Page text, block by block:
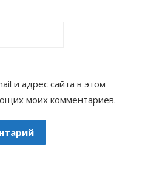
и адрес сайта в этом
моих комментариев.